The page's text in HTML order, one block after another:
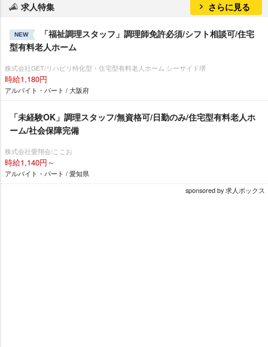
求人特集 さらに見る
NEW
「福祉調理スタッフ」調理師免許必須/シフト相談可/住宅
型有料老人ホーム
株式会社GET/リハビリ特化型・住宅型有料老人ホーム シーサイド堺
時給1,180円
アルバイト・パート / 大阪府
「未経験OK」調理スタッフ/無資格可/日勤のみ/住宅型有料老人ホ
ーム/社会保障完備
株式会社愛翔会/ここお
時給1,140円～
アルバイト・パート / 愛知県
sponsored by 求人ボックス